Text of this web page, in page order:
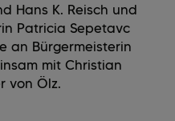
Hans K. Reisch und
Patricia Sepetavc
an Bürgermeisterin
mit Christian
von Ölz.